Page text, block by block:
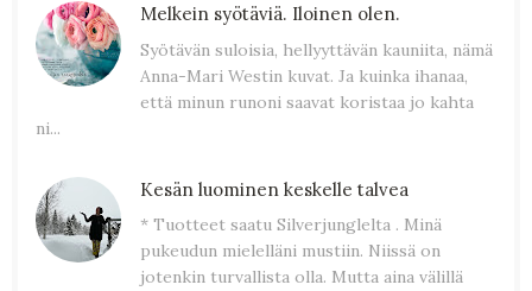
Melkein syötäviä. Iloinen olen.
Syötävän suloisia, hellyyttävän kauniita, nämä
Anna-Mari Westin kuvat. Ja kuinka ihanaa,
että minun runoni saavat koristaa jo kahta
ni...
Kesän luominen keskelle talvea
* Tuotteet saatu Silverjunglelta . Minä
pukeudun mielelläni mustiin. Niissä on
jotenkin turvallista olla. Mutta aina välillä